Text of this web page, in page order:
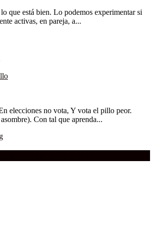
que está bien. Lo podemos experimentar si
activas, en pareja, a...
elecciones no vota, Y vota el pillo peor.
Con tal que aprenda...